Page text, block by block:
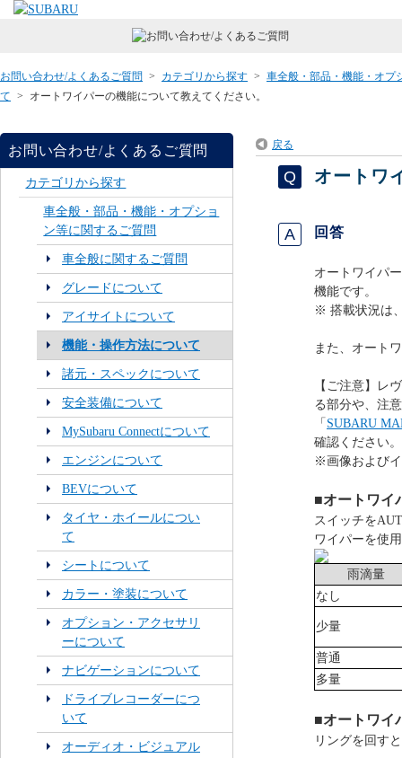
お問い合わせ/よくあるご質問 > カテゴリから探す > 車全般・部品・機能・オプ
て > オートワイパーの機能について教えてください。
お問い合わせ/よくあるご質問
カテゴリから探す
車全般・部品・機能・オプショ
ン等に関するご質問
車全般に関するご質問
グレードについて
アイサイトについて
機能・操作方法について
諸元・スペックについて
安全装備について
MySubaru Connectについて
エンジンについて
BEVについて
タイヤ・ホイールについ
て
シートについて
カラー・塗装について
オプション・アクセサリ
ーについて
ナビゲーションについて
ドライブレコーダーにつ
いて
オーディオ・ビジュアル
戻る
オートワ
回答
オートワイパ
機能です。
※ 搭載状況は
また、オート
【ご注意】レ
る部分や、注
「 SUBARU
確認ください。
※画像および
■オートワイ
スイッチを
ワイパーを使
雨滴量
なし
少量
普通
多量
■オートワイ
リングを回す